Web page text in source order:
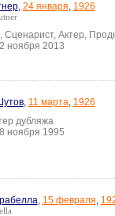
, 24 января, 1926
Сценарист, Актер,
ноября 2013
, 11 марта, 1926
дубляжа
ноября 1995
, 15 февраля,